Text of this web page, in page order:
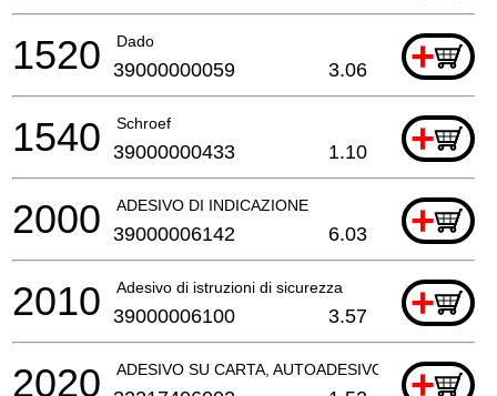
Dado +
1520 39000000059 3.06
Schroef +
1540 39000000433 1.10
ADESIVO DI INDICAZIONE +
2000 39000006142 6.03
Adesivo di istruzioni di sicurezza +
2010 39000006100 3.57
ADESIVO SU CARTA, AUTOADESIVO +
2020